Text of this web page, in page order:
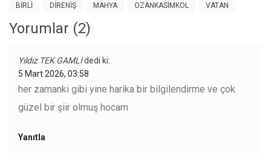
BIRLI DIRENIŞ MAHYA OZANKASIMKOL VATAN
Yorumlar (2)
Yıldız TEK GAMLIdedi ki:
5 Mart 2026, 03:58
her zamanki gibi yine harika bir bilgilendirme ve çok
güzel bir şiir olmuş hocam
Yanıtla